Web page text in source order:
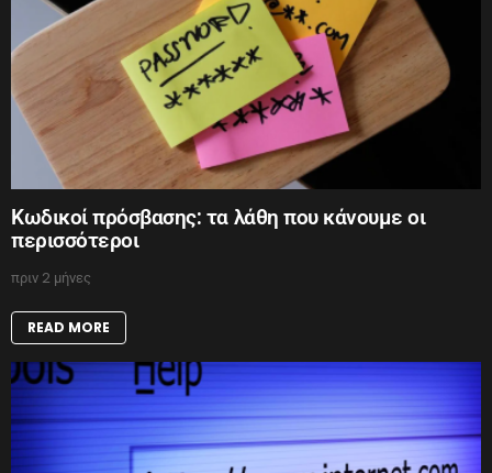
Κωδικοί πρόσβασης: τα λάθη που κάνουμε οι
περισσότεροι
πριν 2 μήνες
READ MORE